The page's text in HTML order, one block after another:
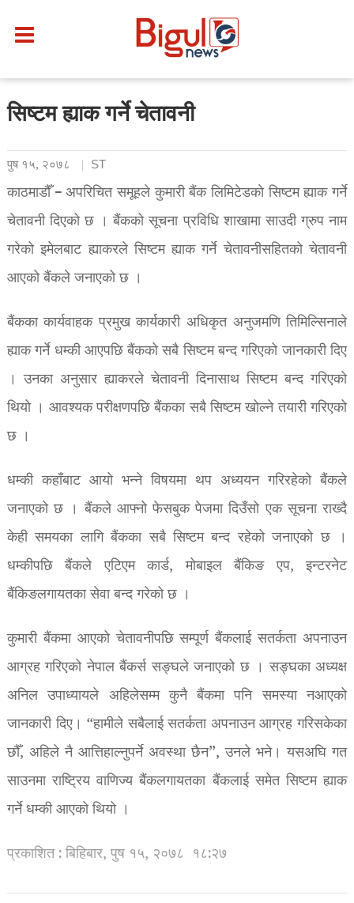
सिष्टम ह्याक गर्ने चेतावनी
पुष १५, २०७८ ST
काठमाडौँ – अपरिचित समूहले कुमारी बैंक लिमिटेडको सिष्टम ह्याक गर्ने
चेतावनी दिएको छ । बैंकको सूचना प्रविधि शाखामा साउदी ग्रुप नाम
गरेको इमेलबाट ह्याकरले सिष्टम ह्याक गर्ने चेतावनीसहितको चेतावनी
आएको बैंकले जनाएको छ ।
बैंकका कार्यवाहक प्रमुख कार्यकारी अधिकृत अनुजमणि तिमिल्सिनाले
ह्याक गर्ने धम्की आएपछि बैंकको सबै सिष्टम बन्द गरिएको जानकारी दिए
। उनका अनुसार ह्याकरले चेतावनी दिनासाथ सिष्टम बन्द गरिएको
थियो । आवश्यक परीक्षणपछि बैंकका सबै सिष्टम खोल्ने तयारी गरिएको
छ ।
धम्की कहाँबाट आयो भन्ने विषयमा थप अध्ययन गरिरहेको बैंकले
जनाएको छ । बैंकले आफ्नो फेसबुक पेजमा दिउँसो एक सूचना राख्दै
केही समयका लागि बैंकका सबै सिष्टम बन्द रहेको जनाएको छ ।
धम्कीपछि बैंकले एटिएम कार्ड, मोबाइल बैंकिङ एप, इन्टरनेट
बैंकिङलगायतका सेवा बन्द गरेको छ ।
कुमारी बैंकमा आएको चेतावनीपछि सम्पूर्ण बैंकलाई सतर्कता अपनाउन
आग्रह गरिएको नेपाल बैंकर्स सङ्घले जनाएको छ । सङ्घका अध्यक्ष
अनिल उपाध्यायले अहिलेसम्म कुनै बैंकमा पनि समस्या नआएको
जानकारी दिए। “हामीले सबैलाई सतर्कता अपनाउन आग्रह गरिसकेका
छौँ, अहिले नै आत्तिहाल्नुपर्ने अवस्था छैन”, उनले भने। यसअघि गत
साउनमा राष्ट्रिय वाणिज्य बैंकलगायतका बैंकलाई समेत सिष्टम ह्याक
गर्ने धम्की आएको थियो ।
प्रकाशित : बिहिबार, पुष १५, २०७८ १८:२७